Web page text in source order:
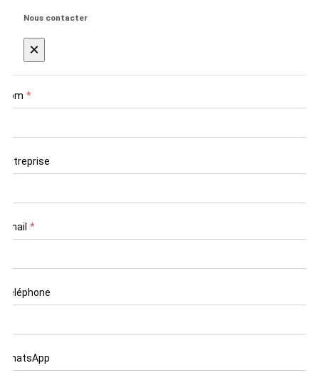
Nous contacter
×
Nom *
Entreprise
Email *
Téléphone
WhatsApp